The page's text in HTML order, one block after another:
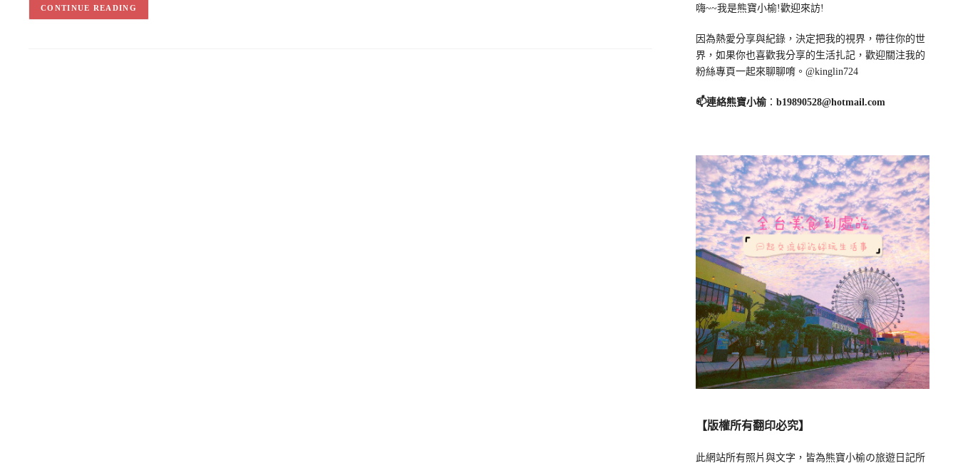
CONTINUE READING 嗨~~我是熊寶小榆!歡迎來訪!
因為熱愛分享與紀錄，決定把我的視界，帶往你的世
界，如果你也喜歡我分享的生活扎記，歡迎關注我的
粉絲專頁一起來聊聊唷。@kinglin724
📫連絡熊寶小榆： b19890528@hotmail.com
【版權所有翻印必究】
此網站所有照片與文字，皆為熊寶小榆の旅遊日記所